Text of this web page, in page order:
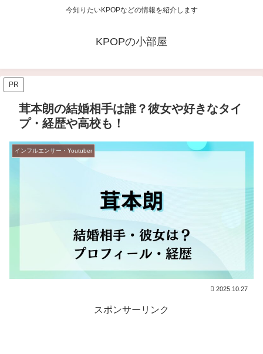
今知りたいKPOPなどの情報を紹介します
KPOPの小部屋
PR
茸本朗の結婚相手は誰？彼女や好きなタイ
プ・経歴や高校も！
インフルエンサー・Youtuber
2025.10.27
スポンサーリンク